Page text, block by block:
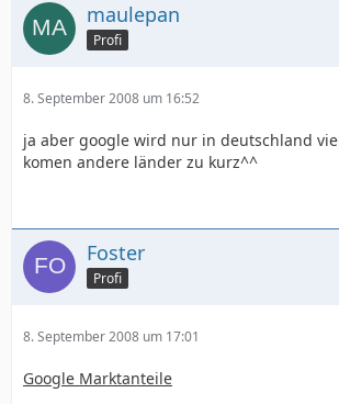
maulepan
Profi
8. September 2008 um 16:52
ja aber google wird nur in deutschland
komen andere länder zu kurz^^
Foster
Profi
8. September 2008 um 17:01
Google Marktanteile